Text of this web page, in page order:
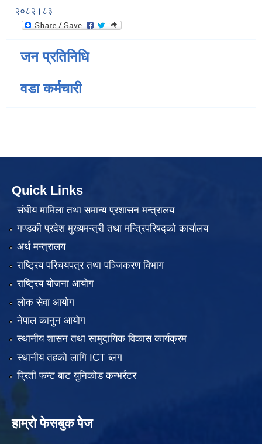
२०८२।८३
जन प्रतिनिधि
वडा कर्मचारी
Quick Links
संघीय मामिला तथा समान्य प्रशासन मन्त्रालय
गण्डकी प्रदेश मुख्यमन्त्री तथा मन्त्रिपरिषद्को कार्यालय
अर्थ मन्त्रालय
राष्ट्रिय परिचयपत्र तथा पञ्जिकरण विभाग
राष्ट्रिय योजना आयोग
लोक सेवा आयोग
नेपाल कानुन आयोग
स्थानीय शासन तथा सामुदायिक विकास कार्यक्रम
स्थानीय तहको लागि ICT ब्लग
प्रिती फन्ट बाट युनिकोड कन्भर्रटर
हाम्रो फेसबुक पेज